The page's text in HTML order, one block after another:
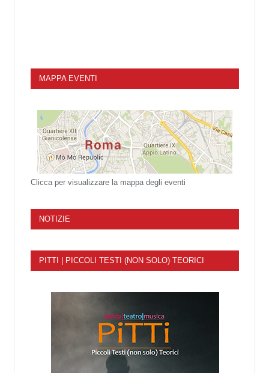
MAPPA EVENTI
Clicca per visualizzare la mappa degli eventi
NOTIZIE
PITTI | PICCOLI TESTI (NON SOLO) TEORICI